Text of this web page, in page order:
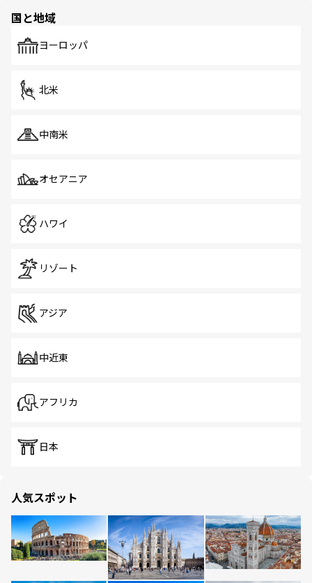
で、ホーカーズは地元の風情を楽しめる外せないスポット
国と地域
ヨーロッパ
北米
中南米
オセアニア
ハワイ
リゾート
アジア
中近東
アフリカ
日本
人気スポット